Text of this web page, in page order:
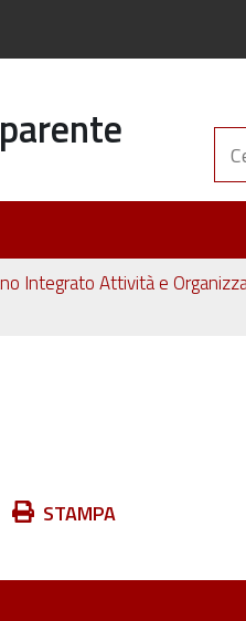
Integrato Attività e
Azioni STAMPA